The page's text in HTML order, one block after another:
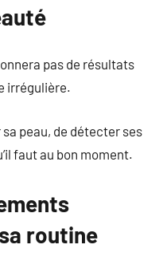
pas de résultats
irrégulière.
sa peau, de détecter ses
faut au bon moment.
routine